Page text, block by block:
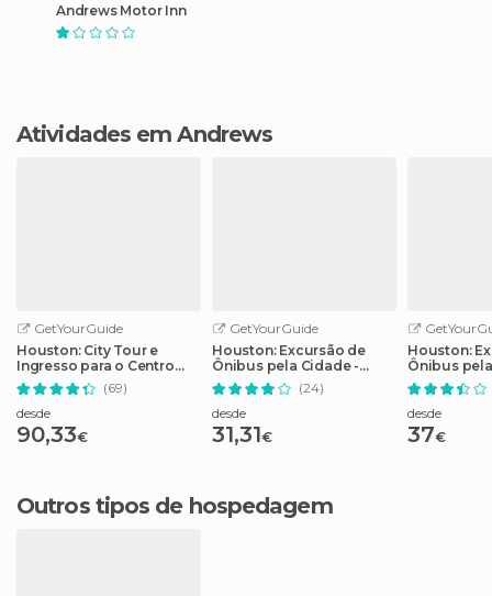
Andrews Motor Inn
Atividades em Andrews
GetYourGuide
Houston: City Tour e
Ingresso para o Centro
Espacial da NASA
(69)
desde
90,33€
GetYourGuide
Houston: Excursão de
Ônibus pela Cidade -
Bilhete de 2 Dias
(24)
desde
31,31€
Houston:
Ônibus
desde
37€
Outros tipos de hospedagem